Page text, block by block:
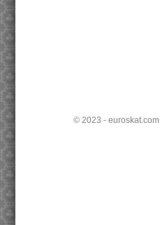
© 2023 - euroskat.com